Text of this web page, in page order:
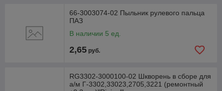
66-3003074-02 Пыльник рулевого пальца
ПАЗ
В наличии 5 ед.
2,65 руб.
RG3302-3000100-02 Шкворень в сборе для
а/м Г-3302,33023,2705,3221 (ремонтный